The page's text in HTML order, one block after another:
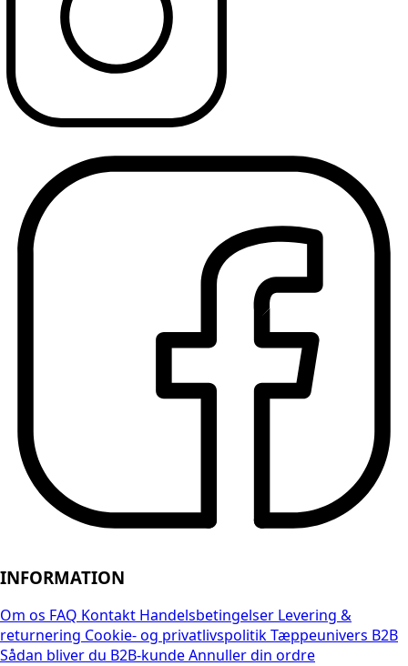
INFORMATION
Om os FAQ Kontakt Handelsbetingelser Levering &
returnering Cookie- og privatlivspolitikTæppeunivers B2B
Sådan bliver du B2B-kundeAnnuller din ordre